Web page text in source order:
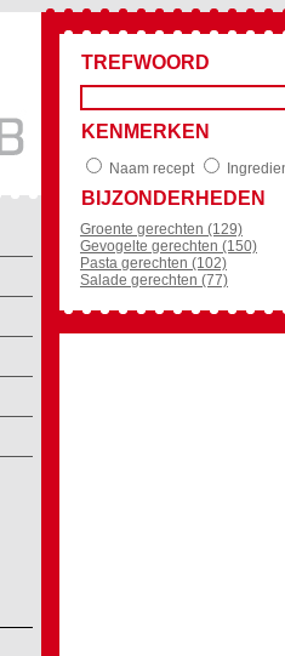
TREFWOORD
KENMERKEN
Naam recept
BIJZONDERHEDEN
Groente gerechten (129)
Gevogelte gerechten (150)
Pasta gerechten (102)
Salade gerechten (77)